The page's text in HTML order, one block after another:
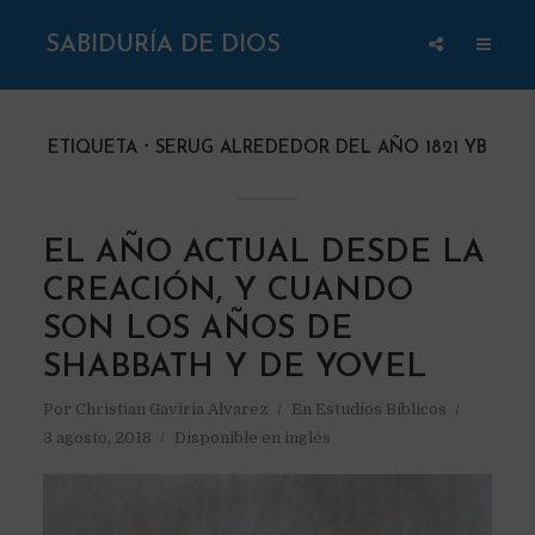
SABIDURÍA DE DIOS
ETIQUETA SERUG ALREDEDOR DEL AÑO 1821 YB
EL AÑO ACTUAL DESDE LA
CREACIÓN, Y CUANDO
SON LOS AÑOS DE
SHABBATH Y DE YOVEL
Por Christian Gaviria Alvarez En Estudios Bíblicos
3 agosto, 2018
Disponible en inglés